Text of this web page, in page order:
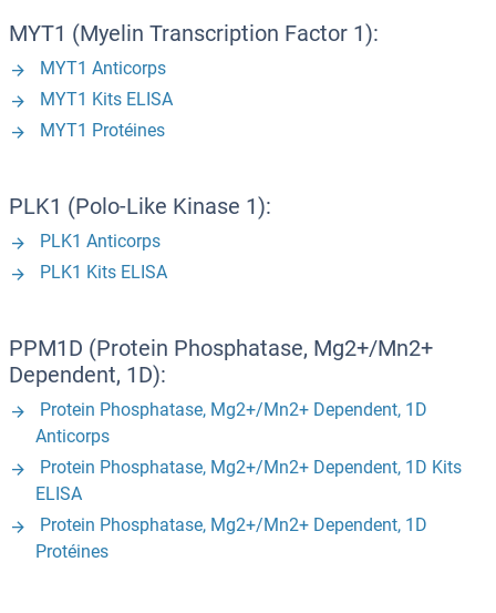
MYT1 (Myelin Transcription Factor 1):
MYT1 Anticorps
MYT1 Kits ELISA
MYT1 Protéines
PLK1 (Polo-Like Kinase 1):
PLK1 Anticorps
PLK1 Kits ELISA
PPM1D (Protein Phosphatase, Mg2+/Mn2+
Dependent, 1D):
Protein Phosphatase, Mg2+/Mn2+ Dependent, 1D
Anticorps
Protein Phosphatase, Mg2+/Mn2+ Dependent, 1D Kits
ELISA
Protein Phosphatase, Mg2+/Mn2+ Dependent, 1D
Protéines